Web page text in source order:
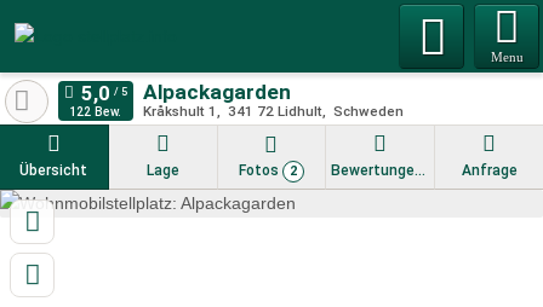
Menu
Alpackagarden
Kråkshult 1 341 72 Lidhult Schweden
122 Bew.
Übersicht Lage Fotos 2 Bewertungen Anfrage